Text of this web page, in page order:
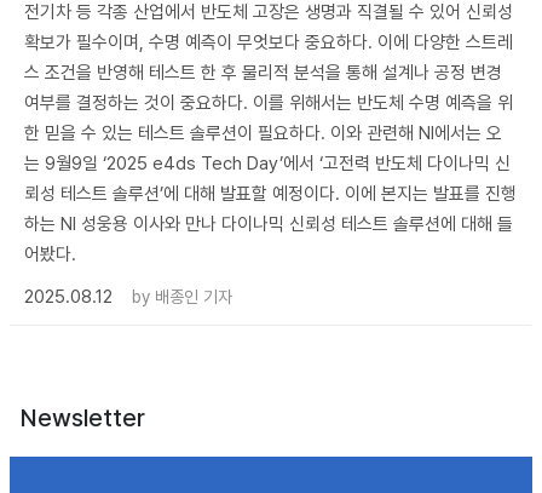
전기차 등 각종 산업에서 반도체 고장은 생명과 직결될 수 있어 신뢰성
확보가 필수이며, 수명 예측이 무엇보다 중요하다. 이에 다양한 스트레
스 조건을 반영해 테스트 한 후 물리적 분석을 통해 설계나 공정 변경
여부를 결정하는 것이 중요하다. 이를 위해서는 반도체 수명 예측을 위
한 믿을 수 있는 테스트 솔루션이 필요하다. 이와 관련해 NI에서는 오
는 9월9일 ‘2025 e4ds Tech Day’에서 ‘고전력 반도체 다이나믹 신
뢰성 테스트 솔루션’에 대해 발표할 예정이다. 이에 본지는 발표를 진행
하는 NI 성웅용 이사와 만나 다이나믹 신뢰성 테스트 솔루션에 대해 들
어봤다.
2025.08.12
by 배종인 기자
Newsletter